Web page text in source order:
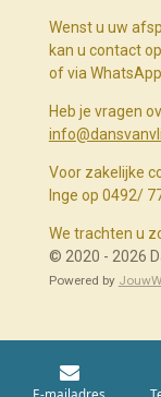
Wenst u uw
kan u contact
of via
Heb je vragen
Voor zakelijke
Inge op 0492/
We trachten u
© 2020 - 2026
Powered by